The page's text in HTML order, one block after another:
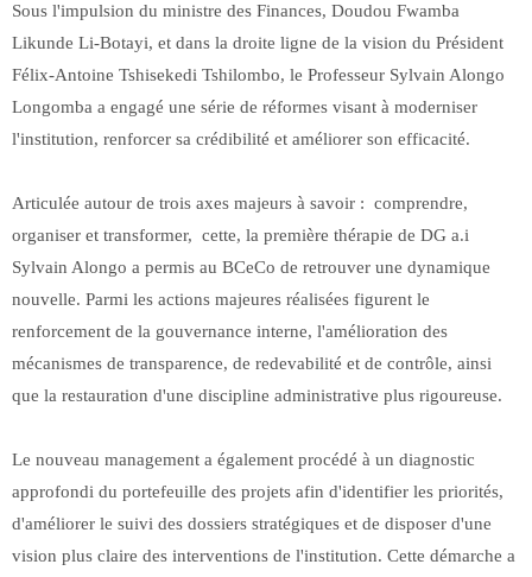
Sous l'impulsion du ministre des Finances, Doudou Fwamba
Likunde Li-Botayi, et dans la droite ligne de la vision du Président
Félix-Antoine Tshisekedi Tshilombo, le Professeur Sylvain Alongo
Longomba a engagé une série de réformes visant à moderniser
l'institution, renforcer sa crédibilité et améliorer son efficacité.
Articulée autour de trois axes majeurs à savoir : comprendre,
organiser et transformer, cette, la première thérapie de DG a.i
Sylvain Alongo a permis au BCeCo de retrouver une dynamique
nouvelle. Parmi les actions majeures réalisées figurent le
renforcement de la gouvernance interne, l'amélioration des
mécanismes de transparence, de redevabilité et de contrôle, ainsi
que la restauration d'une discipline administrative plus rigoureuse.
Le nouveau management a également procédé à un diagnostic
approfondi du portefeuille des projets afin d'identifier les priorités,
d'améliorer le suivi des dossiers stratégiques et de disposer d'une
vision plus claire des interventions de l'institution. Cette démarche a